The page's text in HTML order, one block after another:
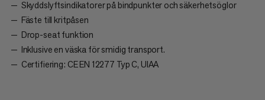
Skyddslyftsindikatorer på bindpunkter och säkerhetsöglor
Fäste till kritpåsen
Drop-seat funktion
Inklusive en väska för smidig transport.
Certifiering: CE EN 12277 Typ C, UIAA